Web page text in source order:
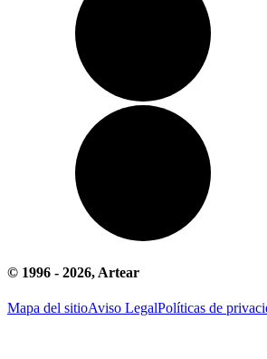
© 1996 - 2026, Artear
Mapa del sitioAviso LegalPolíticas de